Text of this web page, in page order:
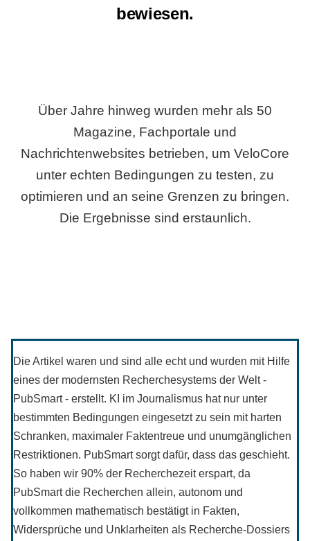
bewiesen.
Über Jahre hinweg wurden mehr als 50
Magazine, Fachportale und
Nachrichtenwebsites betrieben, um VeloCore
unter echten Bedingungen zu testen, zu
optimieren und an seine Grenzen zu bringen.
Die Ergebnisse sind erstaunlich.
Die Artikel waren und sind alle echt und wurden mit Hilfe
eines der modernsten Recherchesystems der Welt -
PubSmart - erstellt. KI im Journalismus hat nur unter
bestimmten Bedingungen eingesetzt zu sein mit harten
Schranken, maximaler Faktentreue und unumgänglichen
Restriktionen. PubSmart sorgt dafür, dass das geschieht.
So haben wir 90% der Recherchezeit erspart, da
PubSmart die Recherchen allein, autonom und
vollkommen mathematisch bestätigt in Fakten,
Widersprüche und Unklarheiten als Recherche-Dossiers